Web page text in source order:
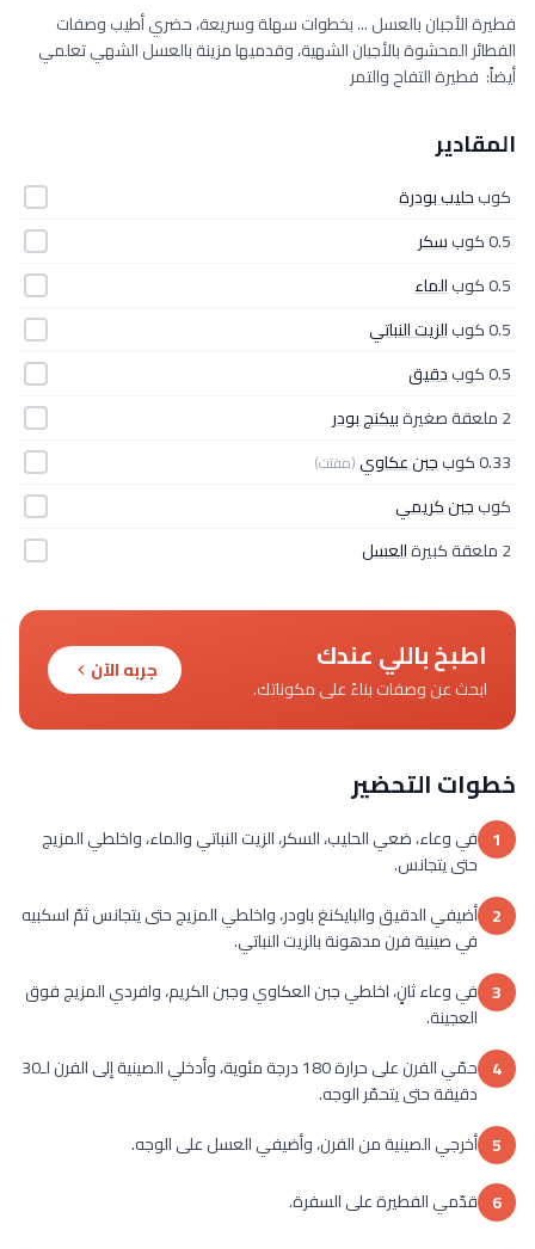
فطيرة الأجبان بالعسل ... بخطوات سهلة وسريعة، حضري أطيب وصفات
الفطائر المحشوة بالأجبان الشهية، وقدميها مزينة بالعسل الشهي تعلمي
أيضاً: فطيرة التفاح والتمر
المقادير
كوبحليب بودرة
0.5 كوب
سكر
0.5 كوب
الماء
0.5 كوب
الزيت النباتي
0.5 كوب
دقيق
2 ملعقة صغيرة
بيكنج بودر
0.33 كوب
جبن عكاوي(مفتت)
كوبجبن كريمي
2 ملعقة كبيرة
العسل
اطبخ باللي عندك
ابحث عن وصفات بناءً على مكوناتك.
جربه الآن
خطوات التحضير
1 في وعاء، ضعي الحليب، السكر، الزيت النباتي والماء، واخلطي المزيج
حتى يتجانس.
2 أضيفي الدقيق والبايكنغ باودر، واخلطي المزيج حتى يتجانس ثمّ اسكبيه
في صينية فرن مدهونة بالزيت النباتي.
3 في وعاء ثانٍ، اخلطي جبن العكاوي وجبن الكريم، وافردي المزيج فوق
العجينة.
4
حمّي الفرن على حرارة 180 درجة مئوية، وأدخلي الصينية إلى الفرن لـ30
دقيقة حتى يتحمّر الوجه.
5 أخرجي الصينية من الفرن، وأضيفي العسل على الوجه.
6 قدّمي الفطيرة على السفرة.